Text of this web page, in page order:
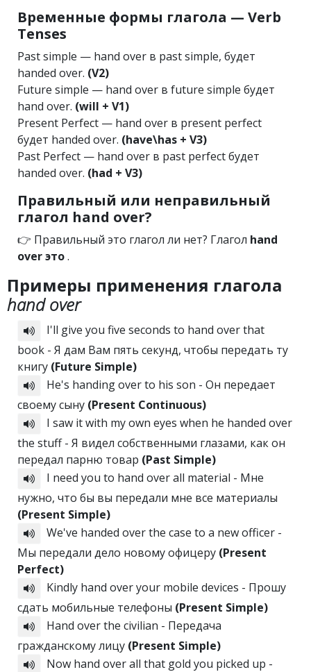
Временные формы глагола — Verb
Tenses
Past simple — hand over в past simple, будет
handed over. (V2)
Future simple — hand over в future simple будет
hand over. (will + V1)
Present Perfect — hand over в present perfect
будет handed over. (have\has + V3)
Past Perfect — hand over в past perfect будет
handed over. (had + V3)
Правильный или неправильный
глагол hand over?
👉 Правильный это глагол ли нет? Глагол hand
over это.
Примеры применения глагола
hand over
I'll give you five seconds to hand over that
book - Я дам Вам пять секунд, чтобы передать ту
книгу (Future Simple)
He's handing over to his son - Он передает
своему сыну (Present Continuous)
I saw it with my own eyes when he handed over
the stuff - Я видел собственными глазами, как он
передал парню товар (Past Simple)
I need you to hand over all material - Мне
нужно, что бы вы передали мне все материалы
(Present Simple)
We've handed over the case to a new officer -
Мы передали дело новому офицеру (Present
Perfect)
Kindly hand over your mobile devices - Прошу
сдать мобильные телефоны (Present Simple)
Hand over the civilian - Передача
гражданскому лицу (Present Simple)
Now hand over all that gold you picked up -